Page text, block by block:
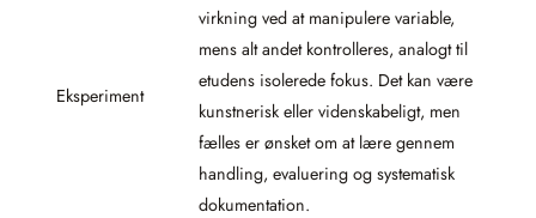
Eksperiment
virkning ved at manipulere variable,
mens alt andet kontrolleres, analogt til
etudens isolerede fokus. Det kan være
kunstnerisk eller videnskabeligt, men
fælles er ønsket om at lære gennem
handling, evaluering og systematisk
dokumentation.